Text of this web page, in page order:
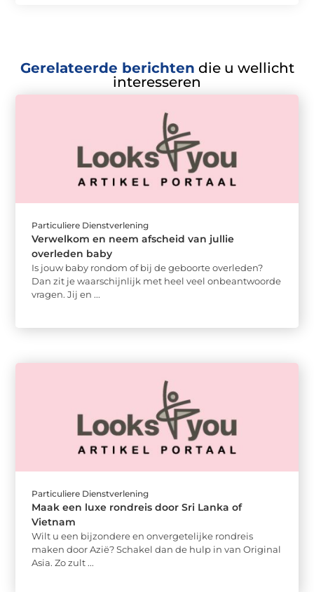
Gerelateerde berichten die u wellicht
interesseren
Particuliere Dienstverlening
Verwelkom en neem afscheid van jullie
overleden baby
Is jouw baby rondom of bij de geboorte overleden?
Dan zit je waarschijnlijk met heel veel onbeantwoorde
vragen. Jij en ...
Particuliere Dienstverlening
Maak een luxe rondreis door Sri Lanka of
Vietnam
Wilt u een bijzondere en onvergetelijke rondreis
maken door Azië? Schakel dan de hulp in van Original
Asia. Zo zult ...